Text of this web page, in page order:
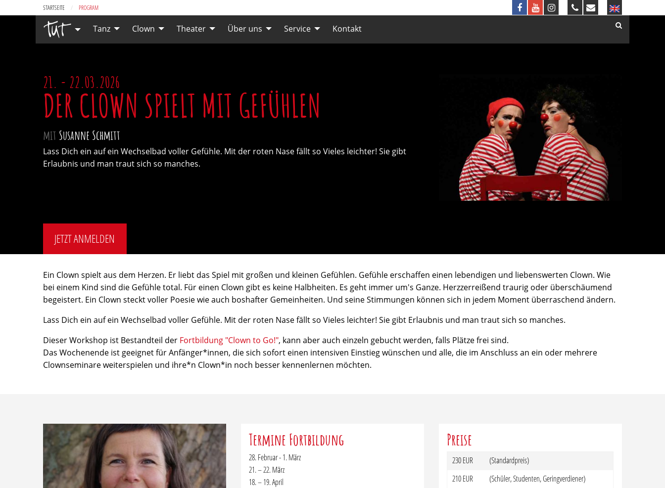
STARTSEITE CURRENT:
PROGRAM
Tanz Clown Theater Über uns Service Kontakt
21. - 22.03.2026
DER CLOWN SPIELT MIT GEFÜHLEN
mit Susanne Schmitt
Lass Dich ein auf ein Wechselbad voller Gefühle. Mit der roten Nase fällt so Vieles leichter! Sie gibt
Erlaubnis und man traut sich so manches.
JETZT ANMELDEN
Ein Clown spielt aus dem Herzen. Er liebt das Spiel mit großen und kleinen Gefühlen. Gefühle erschaffen einen lebendigen und liebenswerten Clown. Wie
bei einem Kind sind die Gefühle total. Für einen Clown gibt es keine Halbheiten. Es geht immer um's Ganze. Herzzerreißend traurig oder überschäumend
begeistert. Ein Clown steckt voller Poesie wie auch boshafter Gemeinheiten. Und seine Stimmungen können sich in jedem Moment überraschend ändern.
Lass Dich ein auf ein Wechselbad voller Gefühle. Mit der roten Nase fällt so Vieles leichter! Sie gibt Erlaubnis und man traut sich so manches.
Dieser Workshop ist Bestandteil der Fortbildung "Clown to Go!", kann aber auch einzeln gebucht werden, falls Plätze frei sind.
Das Wochenende ist geeignet für Anfänger*innen, die sich sofort einen intensiven Einstieg wünschen und alle, die im Anschluss an ein oder mehrere
Clownseminare weiterspielen und ihre*n Clown*in noch besser kennenlernen möchten.
Termine Fortbildung
28. Februar - 1. März
21. – 22. März
18. – 19. April
Preise
230 EUR
(Standardpreis)
210 EUR
(Schüler, Studenten, Geringverdiener)